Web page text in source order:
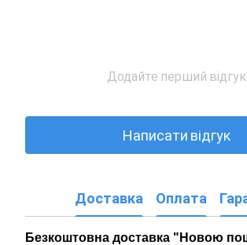
Додайте перший відгук
Написати відгук
Доставка Оплата
Безкоштовна доставка "Новою